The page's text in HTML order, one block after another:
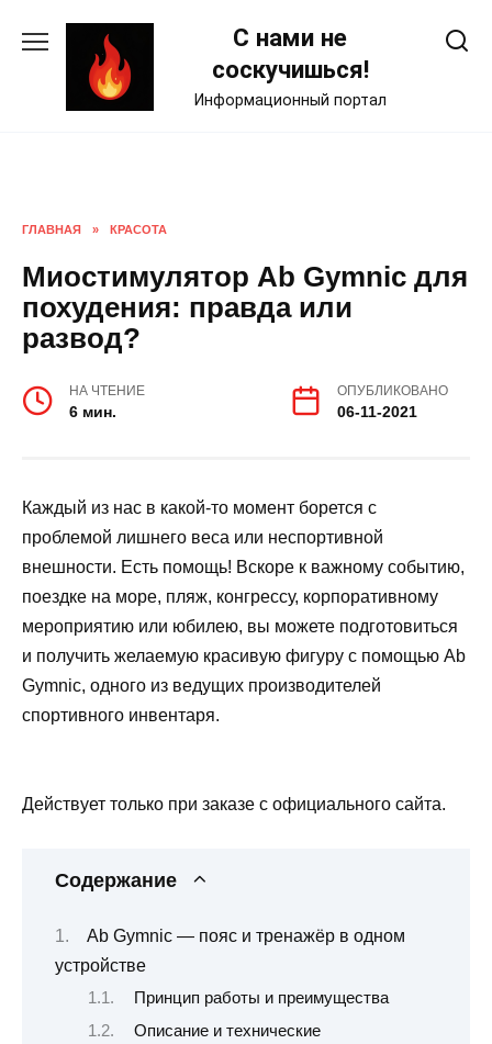
С нами не
соскучишься!
Информационный портал
ГЛАВНАЯ » КРАСОТА
Миостимулятор Ab Gymnic для
похудения: правда или
развод?
НА ЧТЕНИЕ
6 мин.
ОПУБЛИКОВАНО
06-11-2021
Каждый из нас в какой-то момент борется с
проблемой лишнего веса или неспортивной
внешности. Есть помощь! Вскоре к важному событию,
поездке на море, пляж, конгрессу, корпоративному
мероприятию или юбилею, вы можете подготовиться
и получить желаемую красивую фигуру с помощью Ab
Gymnic, одного из ведущих производителей
спортивного инвентаря.
Действует только при заказе с официального сайта.
Содержание
Ab Gymnic — пояс и тренажёр в одном
устройстве
Принцип работы и преимущества
Описание и технические